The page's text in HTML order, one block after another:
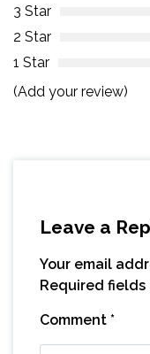
3 Star
2 Star
1 Star
(Add your review)
Leave a
Your email
Required fields
Comment *